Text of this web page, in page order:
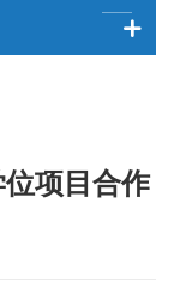
项目合作